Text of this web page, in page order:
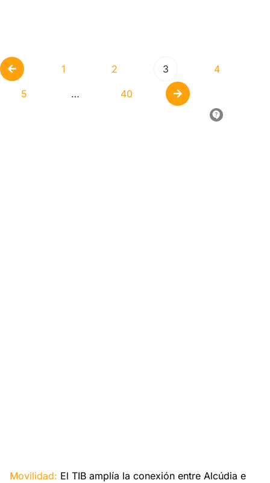
1 2 3 4
5 … 40
Movilidad: El TIB amplía la conexión entre Alcúdia e